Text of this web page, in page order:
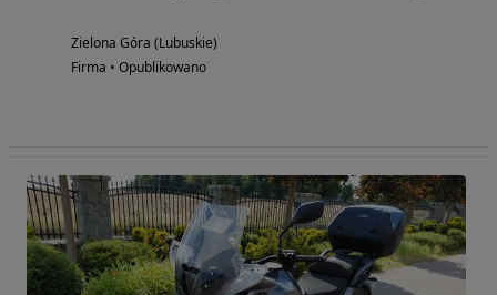
Zielona Góra (Lubuskie)
Firma • Opublikowano